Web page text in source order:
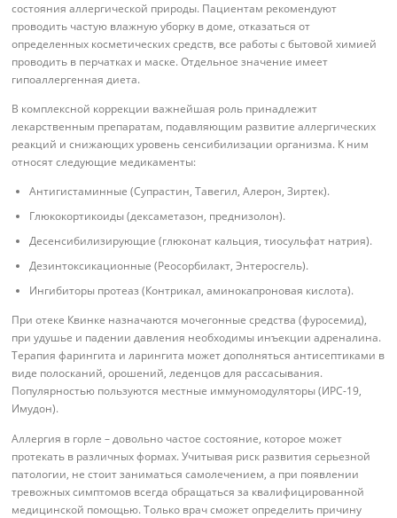
состояния аллергической природы. Пациентам рекомендуют
проводить частую влажную уборку в доме, отказаться от
определенных косметических средств, все работы с бытовой химией
проводить в перчатках и маске. Отдельное значение имеет
гипоаллергенная диета.
В комплексной коррекции важнейшая роль принадлежит
лекарственным препаратам, подавляющим развитие аллергических
реакций и снижающих уровень сенсибилизации организма. К ним
относят следующие медикаменты:
Антигистаминные (Супрастин, Тавегил, Алерон, Зиртек).
Глюкокортикоиды (дексаметазон, преднизолон).
Десенсибилизирующие (глюконат кальция, тиосульфат натрия).
Дезинтоксикационные (Реосорбилакт, Энтеросгель).
Ингибиторы протеаз (Контрикал, аминокапроновая кислота).
При отеке Квинке назначаются мочегонные средства (фуросемид),
при удушье и падении давления необходимы инъекции адреналина.
Терапия фарингита и ларингита может дополняться антисептиками в
виде полосканий, орошений, леденцов для рассасывания.
Популярностью пользуются местные иммуномодуляторы (ИРС-19,
Имудон).
Аллергия в горле – довольно частое состояние, которое может
протекать в различных формах. Учитывая риск развития серьезной
патологии, не стоит заниматься самолечением, а при появлении
тревожных симптомов всегда обращаться за квалифицированной
медицинской помощью. Только врач сможет определить причину